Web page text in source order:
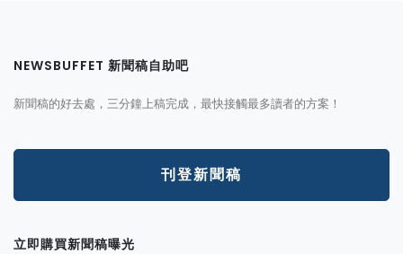
NEWSBUFFET 新聞稿自助吧
新聞稿的好去處，三分鐘上稿完成，最快接觸最多讀者的方案！
刊登新聞稿
立即購買新聞稿曝光